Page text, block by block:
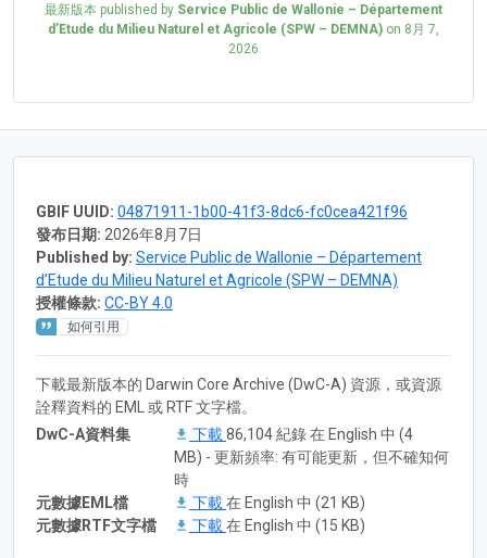
最新版本 published by Service Public de Wallonie – Département
d’Etude du Milieu Naturel et Agricole (SPW – DEMNA) on 8月 7,
2026
GBIF UUID: 04871911-1b00-41f3-8dc6-fc0cea421f96
發布日期: 2026年8月7日
Published by: Service Public de Wallonie – Département
d’Etude du Milieu Naturel et Agricole (SPW – DEMNA)
授權條款: CC-BY 4.0
如何引用
下載最新版本的 Darwin Core Archive (DwC-A) 資源，或資源
詮釋資料的 EML 或 RTF 文字檔。
DwC-A資料集
下載86,104 紀錄 在 English 中 (4
MB) - 更新頻率: 有可能更新，但不確知何
時
元數據EML檔
下載在 English 中 (21 KB)
元數據RTF文字檔
下載在 English 中 (15 KB)